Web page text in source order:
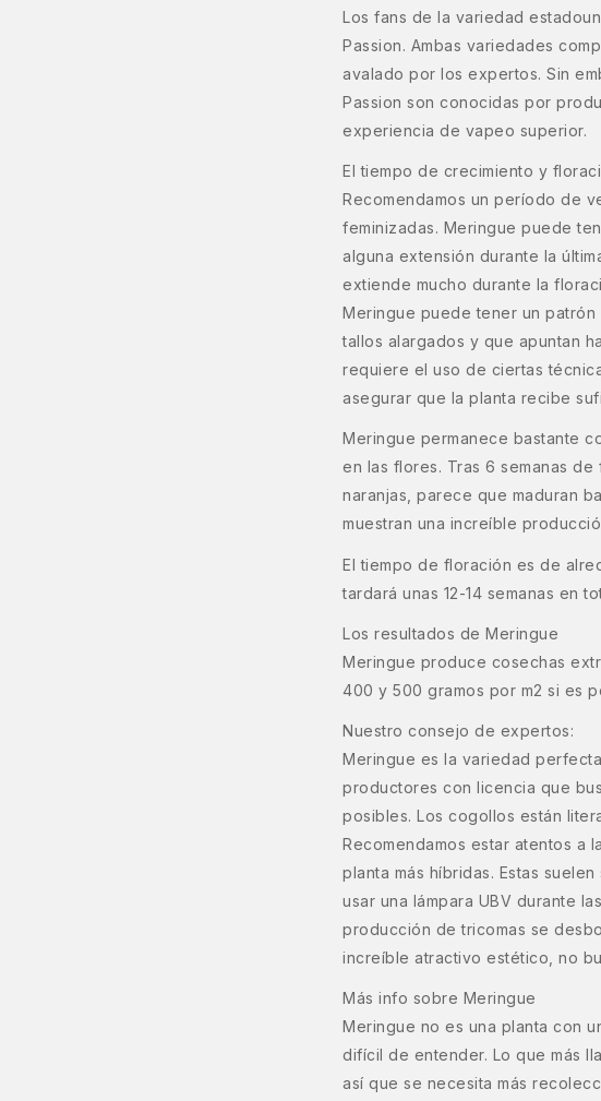
Los fans de la variedad
Passion. Ambas variedades
avalado por los expertos. Sin
Passion son conocidas por
experiencia de vapeo superior.
El tiempo de crecimiento y
Recomendamos un período de
feminizadas. Meringue puede
alguna extensión durante la
extiende mucho durante la
Meringue puede tener un
tallos alargados y que apuntan
requiere el uso de ciertas
asegurar que la planta recibe
Meringue permanece bastante
en las flores. Tras 6 semanas
naranjas, parece que maduran
muestran una increíble
El tiempo de floración es de
tardará unas 12-14 semanas en
Los resultados de Meringue
Meringue produce cosechas
400 y 500 gramos por m2 si es
Nuestro consejo de expertos:
Meringue es la variedad
productores con licencia que
posibles. Los cogollos están
Recomendamos estar atentos a
planta más híbridas. Estas
usar una lámpara UBV durante
producción de tricomas se
increíble atractivo estético, no
Más info sobre Meringue
Meringue no es una planta con
difícil de entender. Lo que más
así que se necesita más